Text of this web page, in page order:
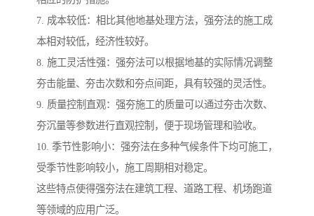
7. 成本较低：相比其他地基处理方法，强夯法的施工成
本相对较低，经济性较好。
8. 施工灵活性强：强夯法可以根据地基的实际情况调整
夯击能量、夯击次数和夯点间距，具有较强的灵活性。
9. 质量控制直观：强夯施工的质量可以通过夯击次数、
夯沉量等参数进行直观控制，便于现场管理和验收。
10. 季节性影响小：强夯法在多种气候条件下均可施工，
受季节性影响较小，施工周期相对稳定。
这些特点使得强夯法在建筑工程、道路工程、机场跑道
等领域的应用广泛。